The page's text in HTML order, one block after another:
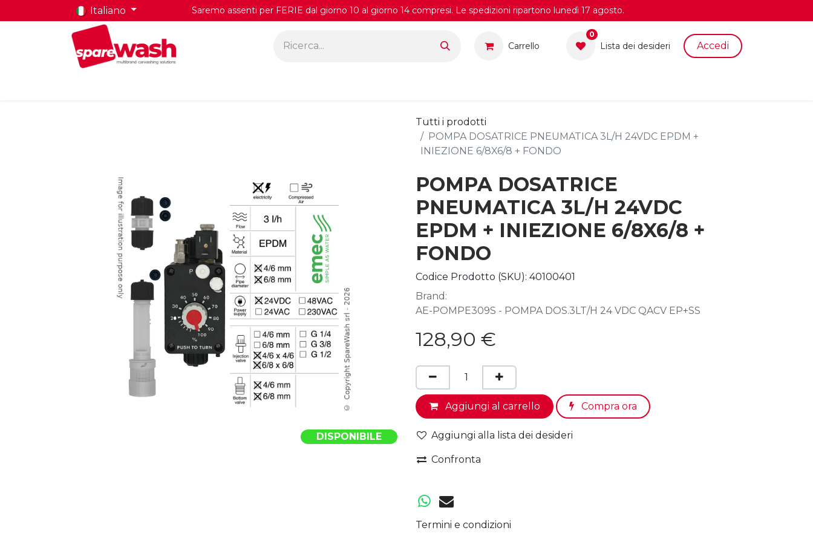
Italiano Saremo assenti per FERIE dal giorno 10 al giorno 14 compresi. Le spedizioni ripartono lunedì 17 agosto.
Carrello
0
Lista dei desid​eri Accedi
Tutti i prodotti
POMPA DOSATRICE PNEUMATICA 3L/H 24VDC EPDM +
INIEZIONE 6/8X6/8 + FONDO
DISPONIBILE
POMPA DOSATRICE
PNEUMATICA 3L/H 24VDC
EPDM + INIEZIONE 6/8X6/8 +
FONDO
Codice Prodotto (SKU): 40100401
Brand:
AE-POMPE309S - POMPA DOS.3LT/H 24 VDC QACV EP+SS
128,90 €
Aggiungi al carrello Compra ora
Aggiungi alla lista dei desideri
Confronta
Termini e condizioni